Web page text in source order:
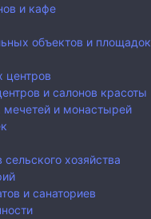
и кафе
объектов и площадок
центров
и салонов красоты
мечетей и монастырей
хозяйства
и санаториев